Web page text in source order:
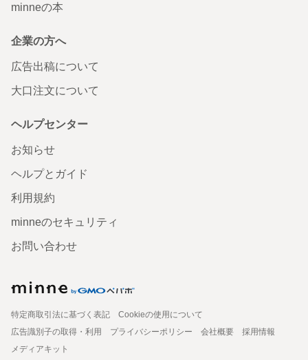
minneの本
企業の方へ
広告出稿について
大口注文について
ヘルプセンター
お知らせ
ヘルプとガイド
利用規約
minneのセキュリティ
お問い合わせ
特定商取引法に基づく表記
Cookieの使用について
広告識別子の取得・利用
プライバシーポリシー 会社概要
採用情報
メディアキット